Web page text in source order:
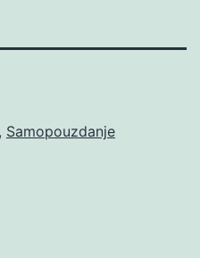
, Samopouzdanje